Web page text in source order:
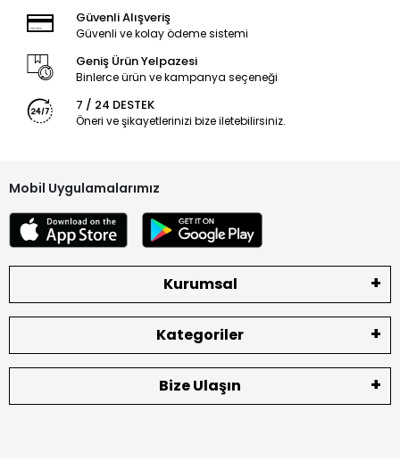
Ekran Kalite Durumu
Ekran Versioyonu
Güvenli Alışveriş
Güvenli ve kolay ödeme sistemi
Geniş Ürün Yelpazesi
Binlerce ürün ve kampanya seçeneği
7 / 24 DESTEK
Öneri ve şikayetlerinizi bize iletebilirsiniz.
Mobil Uygulamalarımız
Kurumsal
Kategoriler
Bize Ulaşın